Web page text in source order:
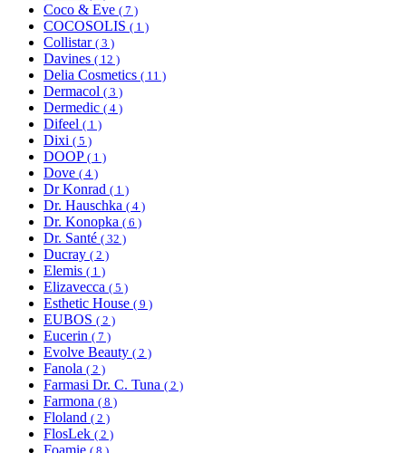
Coco & Eve ( 7 )
COCOSOLIS ( 1 )
Collistar ( 3 )
Davines ( 12 )
Delia Cosmetics ( 11 )
Dermacol ( 3 )
Dermedic ( 4 )
Difeel ( 1 )
Dixi ( 5 )
DOOP ( 1 )
Dove ( 4 )
Dr Konrad ( 1 )
Dr. Hauschka ( 4 )
Dr. Konopka ( 6 )
Dr. Santé ( 32 )
Ducray ( 2 )
Elemis ( 1 )
Elizavecca ( 5 )
Esthetic House ( 9 )
EUBOS ( 2 )
Eucerin ( 7 )
Evolve Beauty ( 2 )
Fanola ( 2 )
Farmasi Dr. C. Tuna ( 2 )
Farmona ( 8 )
Floland ( 2 )
FlosLek ( 2 )
Foamie